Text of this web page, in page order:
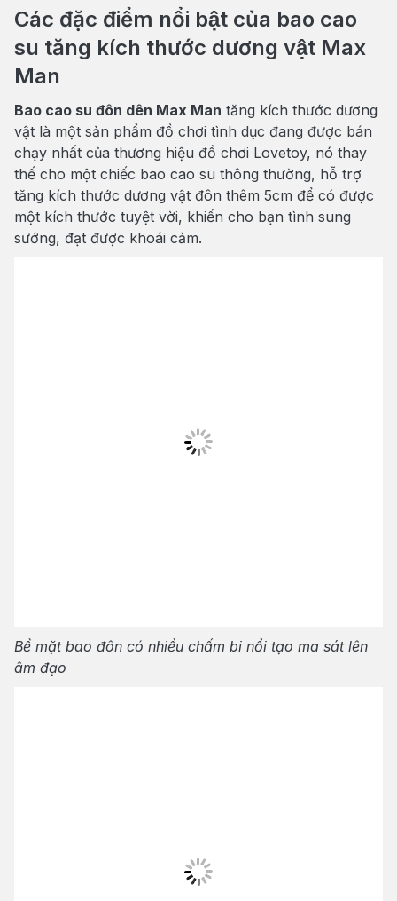
Các đặc điểm nổi bật của bao cao
su tăng kích thước dương vật Max
Man
Bao cao su đôn dên Max Man tăng kích thước dương
vật là một sản phẩm đồ chơi tình dục đang được bán
chạy nhất của thương hiệu đồ chơi Lovetoy, nó thay
thế cho một chiếc bao cao su thông thường, hỗ trợ
tăng kích thước dương vật đôn thêm 5cm để có được
một kích thước tuyệt vời, khiến cho bạn tình sung
sướng, đạt được khoái cảm.
Bề mặt bao đôn có nhiều chấm bi nổi tạo ma sát lên
âm đạo